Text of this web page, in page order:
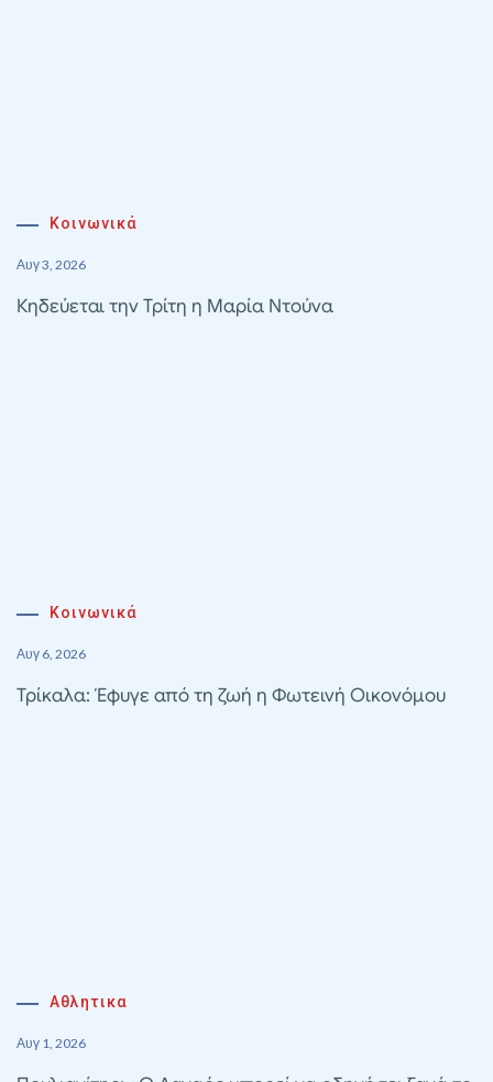
Κοινωνικά
Αυγ 3, 2026
Κηδεύεται την Τρίτη η Μαρία Ντούνα
Κοινωνικά
Αυγ 6, 2026
Τρίκαλα: Έφυγε από τη ζωή η Φωτεινή Οικονόμου
Αθλητικα
Αυγ 1, 2026